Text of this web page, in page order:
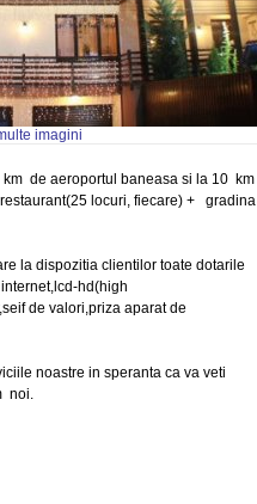
imagini
de aeroportul baneasa si la 10 km
locuri, fiecare) + gradina
la dispozitia clientilor toate dotarile
hd(high
de valori,priza aparat de
noastre in speranta ca va veti
noi.